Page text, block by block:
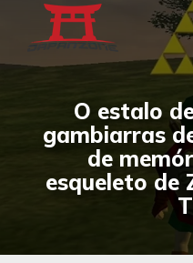
O estalo
gambiarras
de
esqueleto de